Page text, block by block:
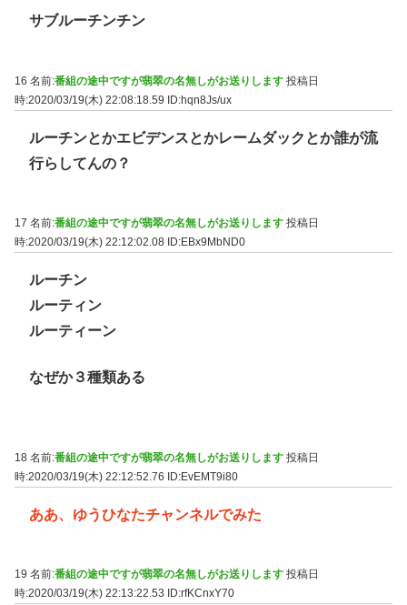
サブルーチンチン
16 名前:番組の途中ですが翡翠の名無しがお送りします 投稿日
時:2020/03/19(木) 22:08:18.59 ID:hqn8Js/ux
ルーチンとかエビデンスとかレームダックとか誰が流
行らしてんの？
17 名前:番組の途中ですが翡翠の名無しがお送りします 投稿日
時:2020/03/19(木) 22:12:02.08 ID:EBx9MbND0
ルーチン
ルーティン
ルーティーン
なぜか３種類ある
18 名前:番組の途中ですが翡翠の名無しがお送りします 投稿日
時:2020/03/19(木) 22:12:52.76 ID:EvEMT9i80
ああ、ゆうひなたチャンネルでみた
19 名前:番組の途中ですが翡翠の名無しがお送りします 投稿日
時:2020/03/19(木) 22:13:22.53
ID:rfKCnxY70